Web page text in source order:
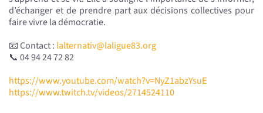
d’échanger et de prendre part aux décisions collectives pour
faire vivre la démocratie.
📧 Contact : lalternativ@laligue83.org
📞 04 94 24 72 82
https://www.youtube.com/watch?v=NyZ1abzYsuE
https://www.twitch.tv/videos/2714524110